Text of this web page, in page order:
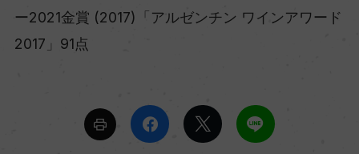
ー2021金賞 (2017)「アルゼンチン ワインアワード
2017」91点